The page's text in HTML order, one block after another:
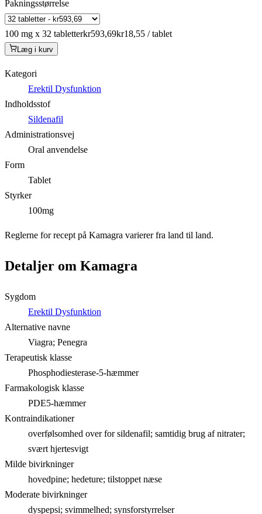
Pakningsstørrelse
100 mg x 32 tabletterkr593,69kr18,55 / tablet
Læg i kurv
Kategori
Erektil Dysfunktion
Indholdsstof
Sildenafil
Administrationsvej
Oral anvendelse
Form
Tablet
Styrker
100mg
Reglerne for recept på Kamagra varierer fra land til land.
Detaljer om Kamagra
Sygdom
Erektil Dysfunktion
Alternative navne
Viagra; Penegra
Terapeutisk klasse
Phosphodiesterase-5-hæmmer
Farmakologisk klasse
PDE5-hæmmer
Kontraindikationer
overfølsomhed over for sildenafil; samtidig brug af nitrater;
svært hjertesvigt
Milde bivirkninger
hovedpine; hedeture; tilstoppet næse
Moderate bivirkninger
dyspepsi; svimmelhed; synsforstyrrelser